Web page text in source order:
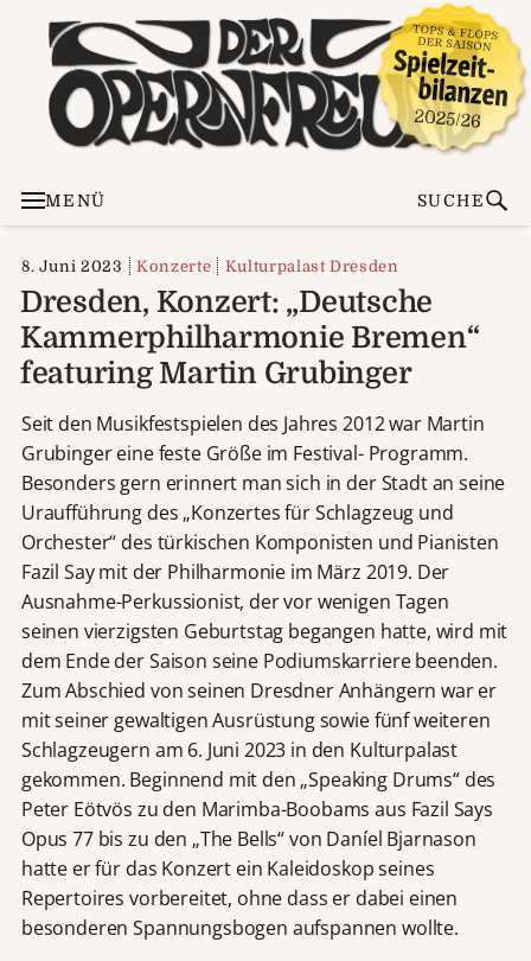
MENÜ SUCHE
8. Juni 2023 Konzerte Kulturpalast Dresden
Dresden, Konzert: „Deutsche
Kammerphilharmonie Bremen“
featuring Martin Grubinger
Seit den Musikfestspielen des Jahres 2012 war Martin
Grubinger eine feste Größe im Festival- Programm.
Besonders gern erinnert man sich in der Stadt an seine
Uraufführung des „Konzertes für Schlagzeug und
Orchester“ des türkischen Komponisten und Pianisten
Fazil Say mit der Philharmonie im März 2019. Der
Ausnahme-Perkussionist, der vor wenigen Tagen
seinen vierzigsten Geburtstag begangen hatte, wird mit
dem Ende der Saison seine Podiumskarriere beenden.
Zum Abschied von seinen Dresdner Anhängern war er
mit seiner gewaltigen Ausrüstung sowie fünf weiteren
Schlagzeugern am 6. Juni 2023 in den Kulturpalast
gekommen. Beginnend mit den „Speaking Drums“ des
Peter Eötvös zu den Marimba-Boobams aus Fazil Says
Opus 77 bis zu den „The Bells“ von Daníel Bjarnason
hatte er für das Konzert ein Kaleidoskop seines
Repertoires vorbereitet, ohne dass er dabei einen
besonderen Spannungsbogen aufspannen wollte.